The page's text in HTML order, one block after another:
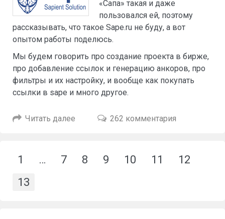
«Сапа» такая и даже
пользовался ей, поэтому
рассказывать, что такое Sape.ru не буду, а вот
опытом работы поделюсь.
Мы будем говорить про создание проекта в бирже,
про добавление ссылок и генерацию анкоров, про
фильтры и их настройку, и вообще как покупать
ссылки в sape и много другое.
Читать далее 262 комментария
1 … 7 8 9 10 11
12
13